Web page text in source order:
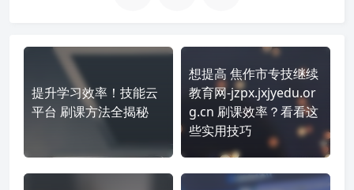
提升学习效率！技能云
平台 刷课方法全揭秘
想提高 焦作市专技继续
教育网-jzpx.jxjyedu.or
g.cn 刷课效率？看看这
些实用技巧